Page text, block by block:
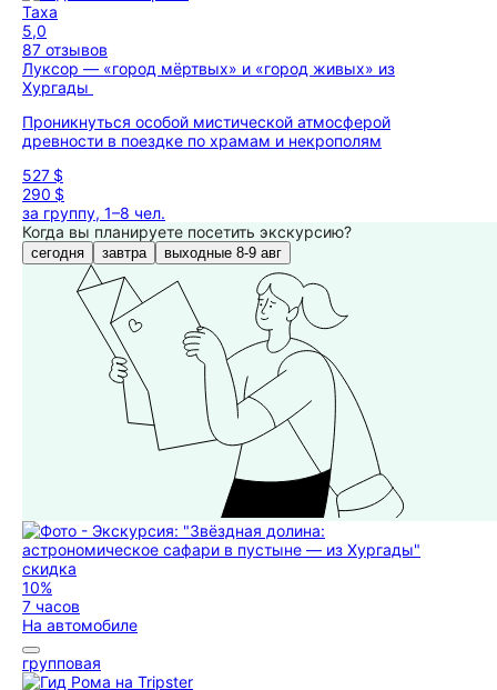
Таха
5,0
87 отзывов
Луксор — «город мёртвых» и «город живых» из
Хургады
Проникнуться особой мистической атмосферой
древности в поездке по храмам и некрополям
527 $
290 $
за группу, 1–8 чел.
Когда вы планируете посетить экскурсию?
сегодня завтра выходные 8-9 авг
скидка
10%
7 часов
На автомобиле
групповая